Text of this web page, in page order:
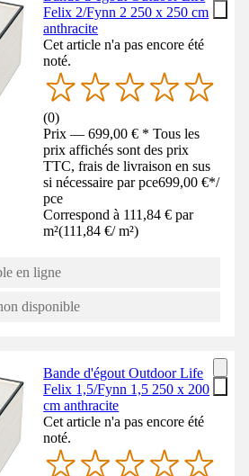
Felix 2/Fynn 2 250 x 250 cm
anthracite
Cet article n'a pas encore été
noté.
(0)
Prix — 699,00 € * Tous les
prix affichés sont des prix
TTC, frais de livraison en sus
si nécessaire par pce699,00 €*/
pce
Correspond à 111,84 € par
m²(111,84 €/ m²)
en ligne
disponible
Bande d'égout Outdoor Life
Felix 1,5/Fynn 1,5 250 x 200
cm anthracite
Cet article n'a pas encore été
noté.